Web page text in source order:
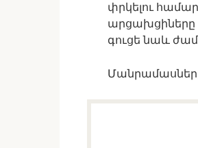
փրկելու
արցախցիները
գուցե նաև